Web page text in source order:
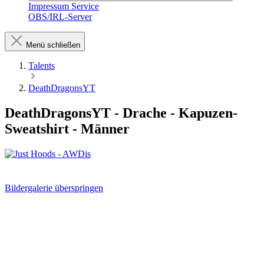
Impressum Service
OBS/IRL-Server
Menü schließen
Talents
DeathDragonsYT
DeathDragonsYT - Drache - Kapuzen-
Sweatshirt - Männer
Bildergalerie überspringen